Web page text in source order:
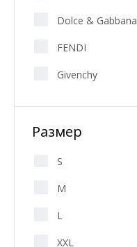
Dolce & Gabbana
FENDI
Givenchy
Karl Lagerfeld
Louis Vuitton
Palm Angels
Paul & Shark
POLO
Размер
S
M
L
XXL